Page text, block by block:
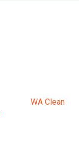
WA Clean